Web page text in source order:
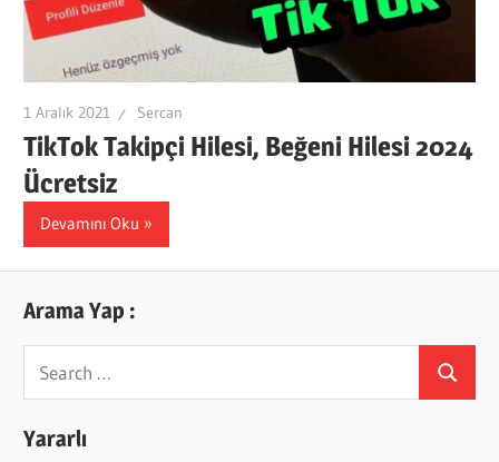
1 Aralık 2021 Sercan
TikTok Takipçi Hilesi, Beğeni Hilesi 2024
Ücretsiz
Devamını Oku
Arama Yap :
Search
for:
Search
Yararlı